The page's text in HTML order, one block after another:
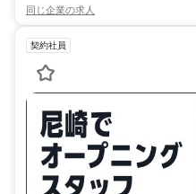
同じ企業の求人
契約社員